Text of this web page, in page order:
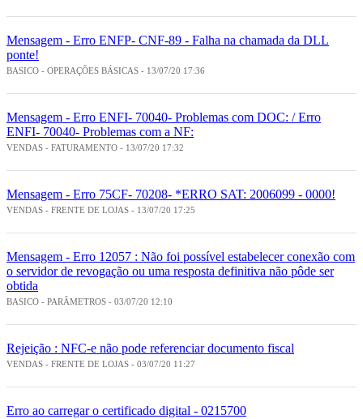
Mensagem - Erro ENFP- CNF-89 - Falha na chamada da DLL
ponte!
BASICO - OPERAÇÕES BÁSICAS - 13/07/20 17:36
Mensagem - Erro ENFI- 70040- Problemas com DOC: / Erro
ENFI- 70040- Problemas com a NF:
VENDAS - FATURAMENTO - 13/07/20 17:32
Mensagem - Erro 75CF- 70208- *ERRO SAT: 2006099 - 0000!
VENDAS - FRENTE DE LOJAS - 13/07/20 17:25
Mensagem - Erro 12057 : Não foi possível estabelecer conexão com
o servidor de revogação ou uma resposta definitiva não pôde ser
obtida
BASICO - PARÂMETROS - 03/07/20 12:10
Rejeição : NFC-e não pode referenciar documento fiscal
VENDAS - FRENTE DE LOJAS - 03/07/20 11:27
Erro ao carregar o certificado digital - 0215700